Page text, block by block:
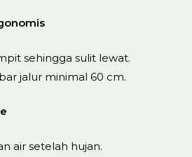
sehingga sulit lewat.
jalur minimal 60 cm.
air setelah hujan.